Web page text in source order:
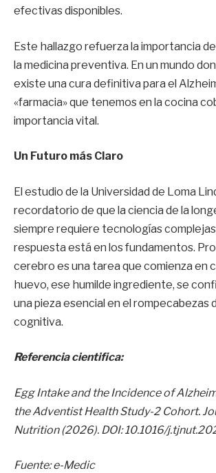
efectivas disponibles.
Este hallazgo refuerza la importancia
la medicina preventiva. En un mundo
existe una cura definitiva para el
«farmacia» que tenemos en la cocina
importancia vital.
Un Futuro más Claro
El estudio de la Universidad de Loma
recordatorio de que la ciencia de la
siempre requiere tecnologías
respuesta está en los fundamentos.
cerebro es una tarea que comienza en
huevo, ese humilde ingrediente, se
una pieza esencial en el rompecabezas
cognitiva.
Referencia cientifica:
Egg Intake and the Incidence of
the Adventist Health Study-2 Cohort.
Nutrition (2026). DOI: 10.1016/
Fuente: e-Medic